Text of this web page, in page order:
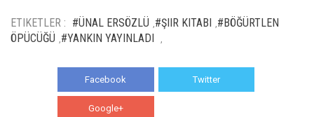
ETIKETLER : #ÜNAL ERSÖZLÜ #ŞIIR KITABI #BÖĞÜRTLEN
ÖPÜCÜĞÜ #YANKIN YAYINLADI
Facebook Twitter
Google+